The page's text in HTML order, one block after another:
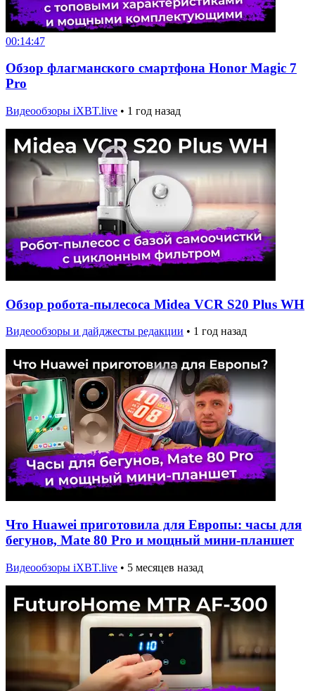
00:14:47
Обзор флагманского смартфона Honor Magic 7
Pro
Видеообзоры iXBT.live • 1 год назад
Обзор робота-пылесоса Midea VCR S20 Plus WH
Видеообзоры и дайджесты редакции • 1 год назад
Что Huawei приготовила для Европы: часы для
бегунов, Mate 80 Pro и мощный мини-планшет
Видеообзоры iXBT.live • 5 месяцев назад